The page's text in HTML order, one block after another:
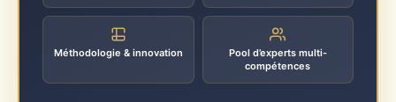
Méthodologie & innovation
Pool d’experts multi-
compétences